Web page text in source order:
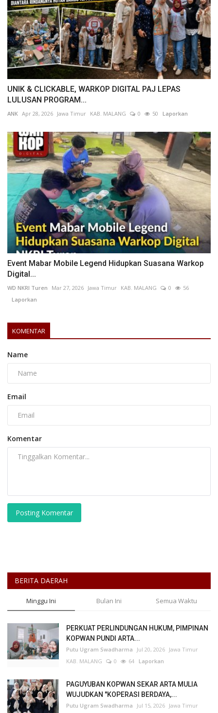
UNIK & CLICKABLE, WARKOP DIGITAL PAJ LEPAS
LULUSAN PROGRAM...
ANK Apr 28, 2026 Jawa Timur KAB. MALANG 0 50 Laporkan
Event Mabar Mobile Legend Hidupkan Suasana Warkop
Digital...
WD NKRI Turen Mar 27, 2026 Jawa Timur KAB. MALANG 0
56
Laporkan
KOMENTAR
Name
Email
Komentar
Posting Komentar
BERITA DAERAH
Minggu Ini Bulan Ini Semua Waktu
PERKUAT PERLINDUNGAN HUKUM, PIMPINAN
KOPWAN PUNDI ARTA...
Putu Ugram Swadharma Jul 20, 2026 Jawa Timur
KAB. MALANG
0 64 Laporkan
PAGUYUBAN KOPWAN SEKAR ARTA MULIA
WUJUDKAN "KOPERASI BERDAYA,...
Putu Ugram Swadharma Jul 15, 2026 Jawa Timur